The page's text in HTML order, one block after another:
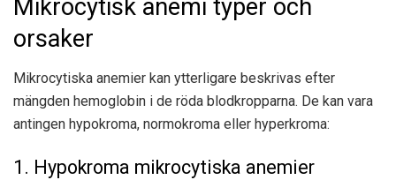
Mikrocytisk anemi typer och
orsaker
Mikrocytiska anemier kan ytterligare beskrivas efter
mängden hemoglobin i de röda blodkropparna. De kan vara
antingen hypokroma, normokroma eller hyperkroma:
1. Hypokroma mikrocytiska anemier